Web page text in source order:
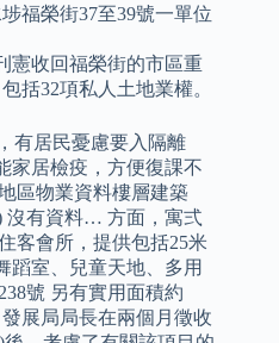
福榮街37至39號一單位
憲收回福榮街的市區重
括32項私人土地業權。
有居民憂慮要入隔離
家居檢疫，方便復課不
區物業資料樓層建築
沒有資料… 方面，寓弍
客會所，提供包括25米
蹈室、兒童天地、多用
號 另有實用面積約
展局局長在兩個月徵收